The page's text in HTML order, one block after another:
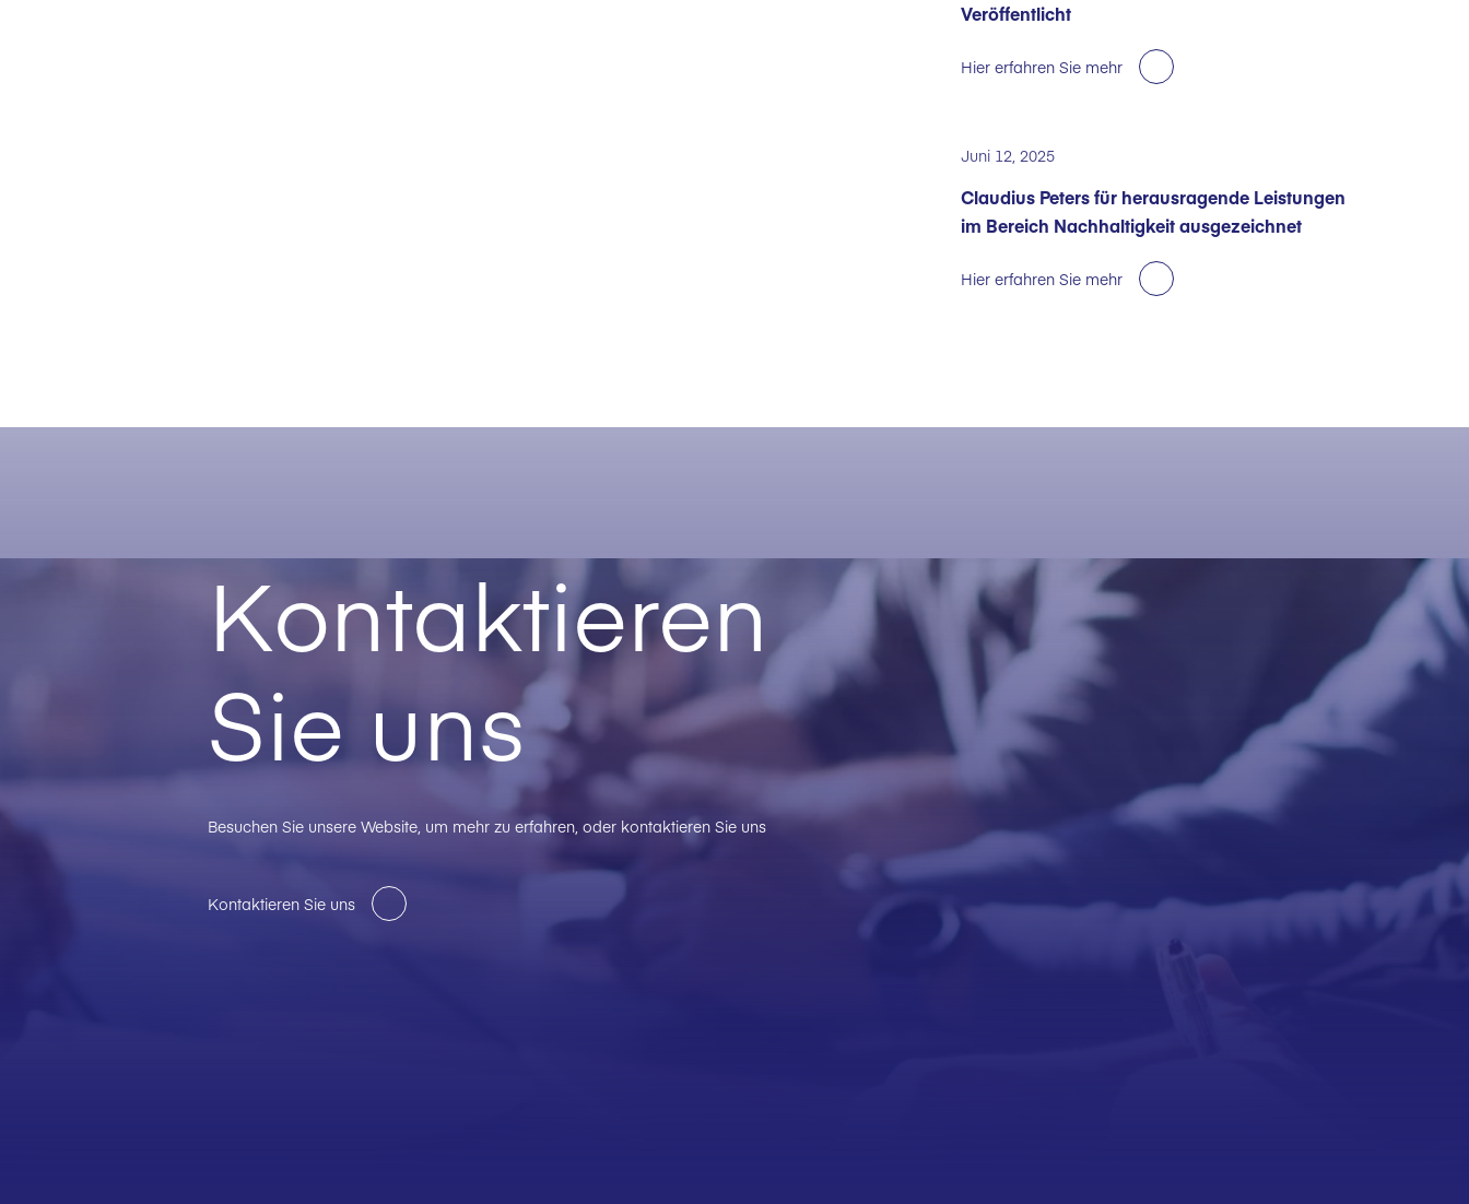
Veröffentlicht
Hier erfahren Sie mehr
Juni 12, 2025
Claudius Peters für herausragende Leistungen
im Bereich Nachhaltigkeit ausgezeichnet
Hier erfahren Sie mehr
Kontaktieren
Sie uns
Besuchen Sie unsere Website, um mehr zu erfahren, oder kontaktieren Sie uns
Kontaktieren Sie uns